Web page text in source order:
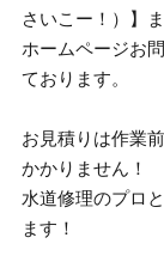
さいこー！）】
ホームページお
ております。
お見積りは作業
かかりません！
水道修理のプロ
ます！